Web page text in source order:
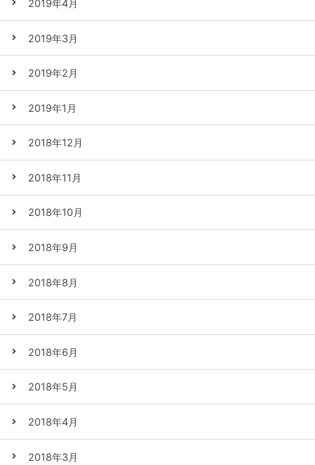
2019年4月
2019年3月
2019年2月
2019年1月
2018年12月
2018年11月
2018年10月
2018年9月
2018年8月
2018年7月
2018年6月
2018年5月
2018年4月
2018年3月